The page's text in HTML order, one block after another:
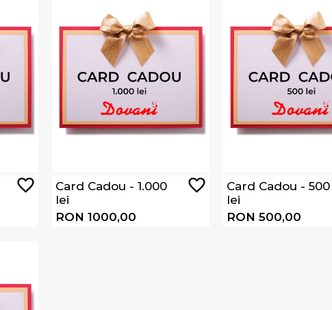
Card Cadou - 1.000
lei
RON 1000,00
Card Cadou - 500
lei
RON 500,00